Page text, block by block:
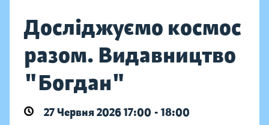
Досліджуємо космос
разом. Видавництво
"Богдан"
27 Червня 2026 17:00 - 18:00